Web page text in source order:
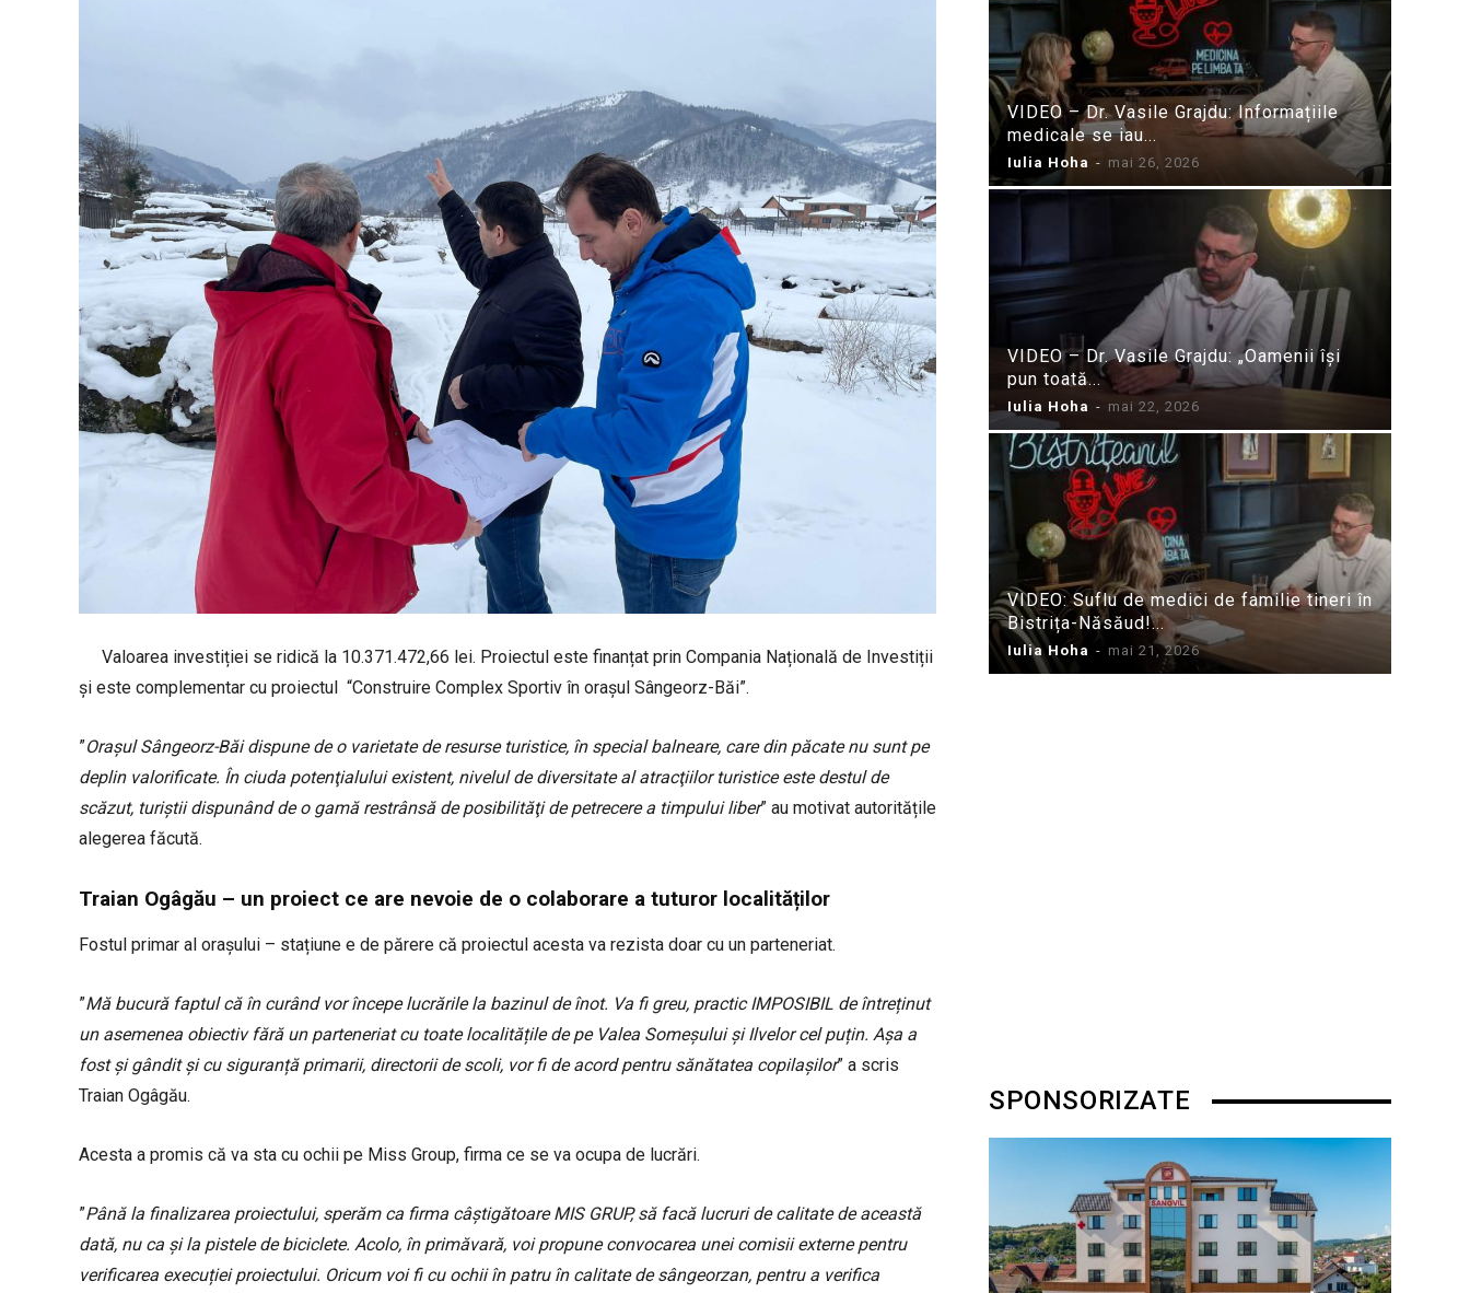
Valoarea investiției se ridică la 10.371.472,66 lei. Proiectul este finanțat prin Compania Națională de Investiții
și este complementar cu proiectul “Construire Complex Sportiv în orașul Sângeorz-Băi”.
”Oraşul Sângeorz-Băi dispune de o varietate de resurse turistice, în special balneare, care din păcate nu sunt pe
deplin valorificate. În ciuda potenţialului existent, nivelul de diversitate al atracţiilor turistice este destul de
scăzut, turiştii dispunând de o gamă restrânsă de posibilităţi de petrecere a timpului liber” au motivat autoritățile
alegerea făcută.
Traian Ogâgău – un proiect ce are nevoie de o colaborare a tuturor localităților
Fostul primar al orașului – stațiune e de părere că proiectul acesta va rezista doar cu un parteneriat.
”Mă bucură faptul că în curând vor începe lucrările la bazinul de înot. Va fi greu, practic IMPOSIBIL de întreținut
un asemenea obiectiv fără un parteneriat cu toate localitățile de pe Valea Someșului și Ilvelor cel puțin. Așa a
fost și gândit și cu siguranță primarii, directorii de scoli, vor fi de acord pentru sănătatea copilașilor” a scris
Traian Ogâgău.
Acesta a promis că va sta cu ochii pe Miss Group, firma ce se va ocupa de lucrări.
”Până la finalizarea proiectului, sperăm ca firma câștigătoare MIS GRUP, să facă lucruri de calitate de această
dată, nu ca și la pistele de biciclete. Acolo, în primăvară, voi propune convocarea unei comisii externe pentru
verificarea execuției proiectului. Oricum voi fi cu ochii în patru în calitate de sângeorzan, pentru a verifica
VIDEO – Dr. Vasile Grajdu: Informațiile
medicale se iau...
Iulia Hoha - mai 26, 2026
VIDEO – Dr. Vasile Grajdu: „Oamenii își
pun toată...
Iulia Hoha - mai 22, 2026
VIDEO: Suflu de medici de familie tineri în
Bistrița-Năsăud!...
Iulia Hoha - mai 21, 2026
SPONSORIZATE